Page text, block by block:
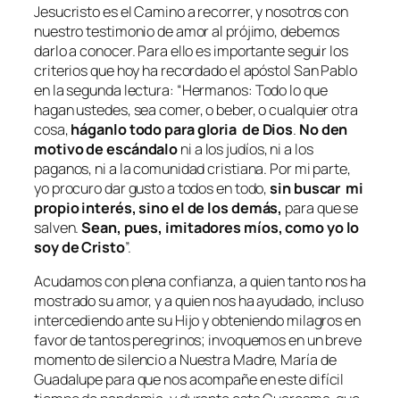
Jesucristo es el Camino a recorrer, y nosotros con
nuestro testimonio de amor al prójimo, debemos
darlo a conocer. Para ello es importante seguir los
criterios que hoy ha recordado el apóstol San Pablo
en la segunda lectura: “Hermanos: Todo lo que
hagan ustedes, sea comer, o beber, o cualquier otra
cosa,háganlo todo para gloria de Dios. No den
motivo de escándaloni a los judíos, ni a los
paganos, ni a la comunidad cristiana. Por mi parte,
yo procuro dar gusto a todos en todo,sin buscar mi
propio interés, sino el de los demás, para que se
salven.Sean, pues, imitadores míos, como yo lo
soy de Cristo”.
Acudamos con plena confianza, a quien tanto nos ha
mostrado su amor, y a quien nos ha ayudado, incluso
intercediendo ante su Hijo y obteniendo milagros en
favor de tantos peregrinos; invoquemos en un breve
momento de silencio a Nuestra Madre, María de
Guadalupe para que nos acompañe en este difícil